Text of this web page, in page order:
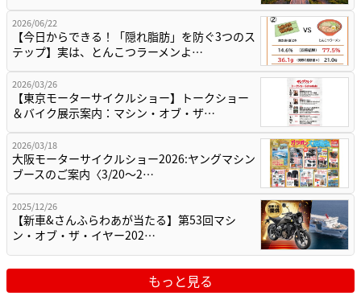
2026/06/22
【今日からできる！「隠れ脂肪」を防ぐ3つのス
テップ】実は、とんこつラーメンよ…
2026/03/26
【東京モーターサイクルショー】トークショー
＆バイク展示案内：マシン・オブ・ザ…
2026/03/18
大阪モーターサイクルショー2026:ヤングマシン
ブースのご案内〈3/20〜2…
2025/12/26
【新車&さんふらわあが当たる】第53回マシ
ン・オブ・ザ・イヤー202…
もっと見る